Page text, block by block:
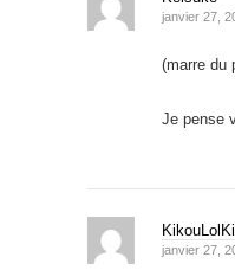
janvier 27,
(marre du
Je pense
janvier 27,